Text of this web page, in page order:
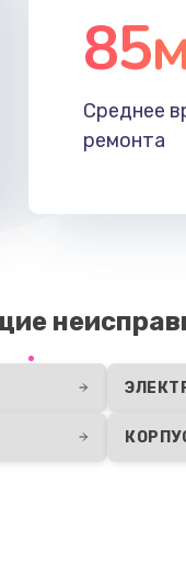
Среднее
ремонта